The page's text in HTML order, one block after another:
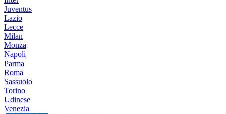
Juventus
Lazio
Lecce
Milan
Monza
Napoli
Parma
Roma
Sassuolo
Torino
Udinese
Venezia